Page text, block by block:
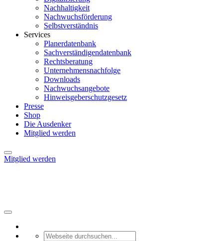
Nachhaltigkeit
Nachwuchsförderung
Selbstverständnis
Services
Planerdatenbank
Sachverständigendatenbank
Rechtsberatung
Unternehmensnachfolge
Downloads
Nachwuchsangebote
Hinweisgeberschutzgesetz
Presse
Shop
Die Ausdenker
Mitglied werden
Mitglied werden